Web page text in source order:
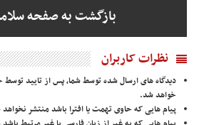
بازگشت به صفحه
نظرات کاربران
دیدگاه های ارسال شده توسط شما، پس از تایید
خواهد شد.
پیام هایی که حاوی تهمت یا افترا باشد منتشر